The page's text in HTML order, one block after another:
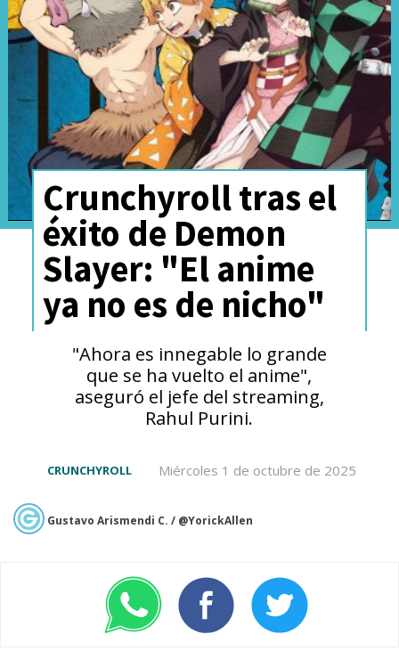
Crunchyroll tras el
éxito de Demon
Slayer: "El anime
ya no es de nicho"
"Ahora es innegable lo grande
que se ha vuelto el anime",
aseguró el jefe del streaming,
Rahul Purini.
Miércoles 1 de octubre de 2025
CRUNCHYROLL
Gustavo Arismendi C. / @YorickAllen